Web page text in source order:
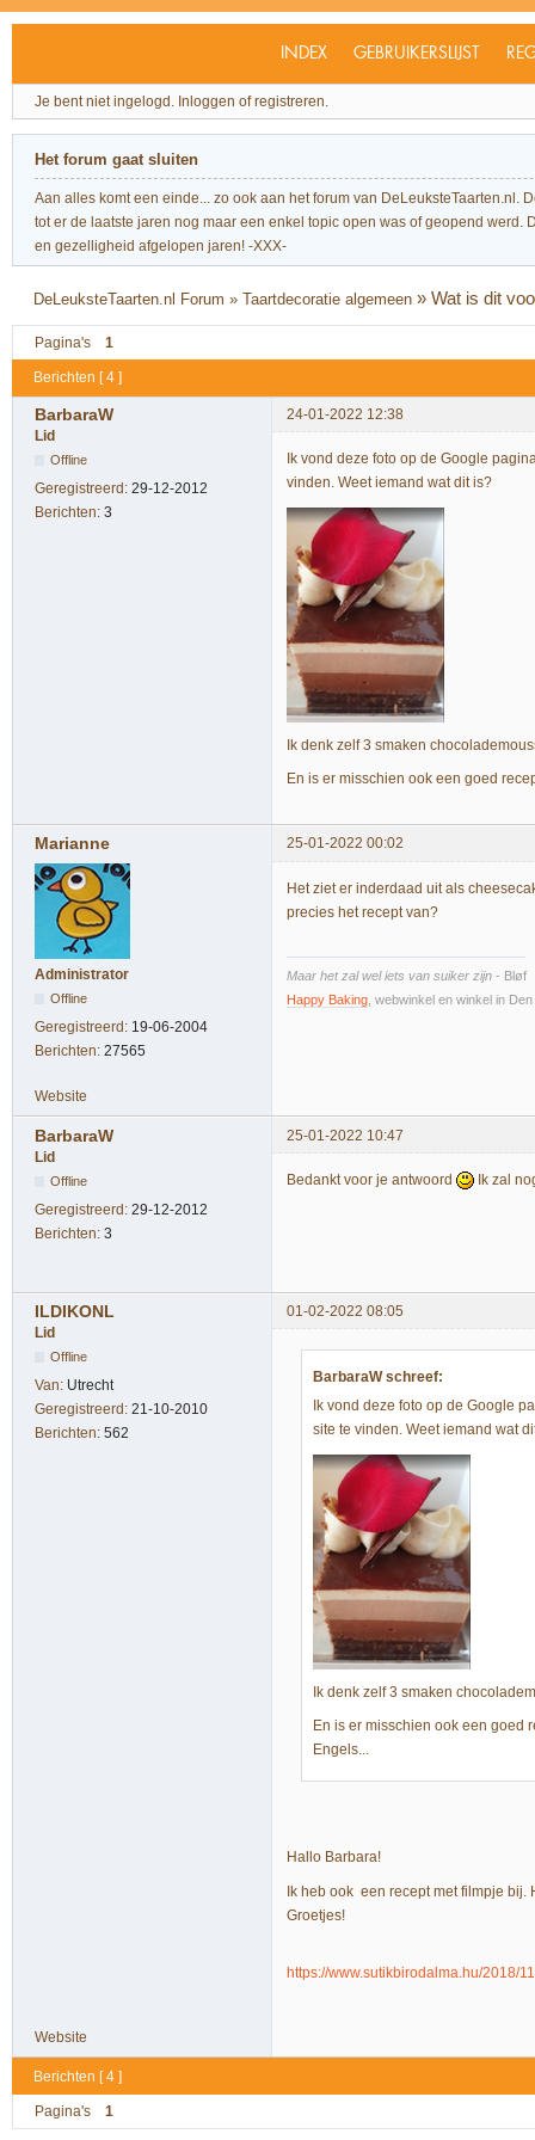
INDEX GEBRUIKERSLIJST
Je bent niet ingelogd. Inloggen of registreren.
Het forum gaat sluiten
Aan alles komt een einde... zo ook aan het forum van
tot er de laatste jaren nog maar een enkel topic open was of geopend
en gezelligheid afgelopen jaren! -XXX-
DeLeuksteTaarten.nl Forum »Taartdecoratie algemeen »Wat is dit
Pagina's 1
Berichten [ 4 ]
BarbaraW
24-01-2022 12:38
Lid
Offline
Geregistreerd: 29-12-2012
Berichten: 3
Ik vond deze foto op de Google
vinden. Weet iemand wat dit is?
Ik denk zelf 3 smaken
En is er misschien ook een goed
Marianne 25-01-2022 00:02
Administrator
Offline
Geregistreerd: 19-06-2004
Berichten: 27565
Het ziet er inderdaad uit als
precies het recept van?
Maar het zal wel iets van suiker zijn - Bløf
Happy Baking , webwinkel en winkel in
Website
BarbaraW
25-01-2022 10:47
Lid
Offline
Geregistreerd: 29-12-2012
Berichten: 3
Bedankt voor je antwoord Ik zal
ILDIKONL
01-02-2022 08:05
Lid
Offline
Van: Utrecht
Geregistreerd: 21-10-2010
Berichten: 562
BarbaraW schreef:
Ik vond deze foto op de Google
site te vinden. Weet iemand wat
Ik denk zelf 3 smaken
En is er misschien ook een goed
Engels...
Hallo Barbara!
Ik heb ook een recept met filmpje bij.
Groetjes!
https://www.sutikbirodalma.hu/2018/
Website
Berichten [ 4 ]
Pagina's 1